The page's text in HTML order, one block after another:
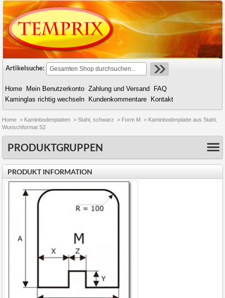
Artikelsuche:
Home Mein Benutzerkonto Zahlung und Versand
FAQ
Kaminglas richtig wechseln
Kundenkommentare Kontakt
Home > Kaminbodenplatten > Stahl, schwarz > Form M > Kaminbodenplatte aus Stahl,
Wunschformat S2
PRODUKTGRUPPEN
PRODUKT INFORMATION